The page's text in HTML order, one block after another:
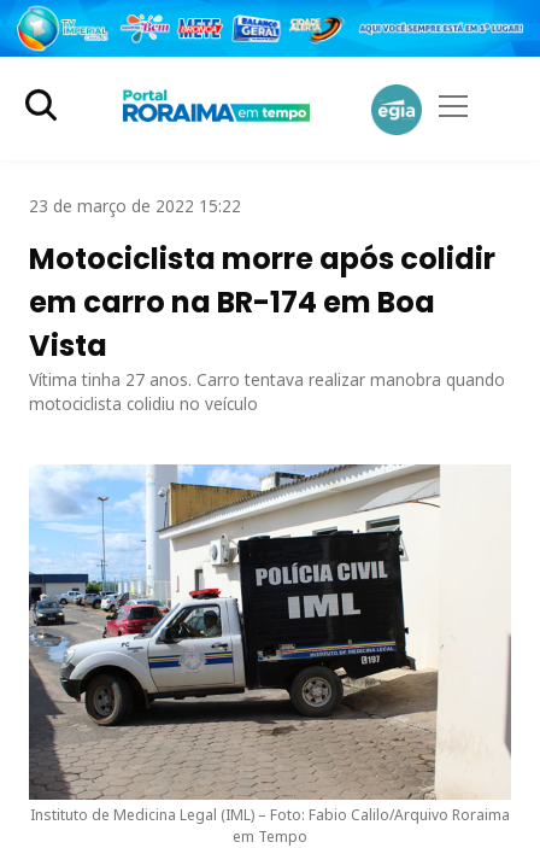
23 de março de 2022 15:22
Motociclista morre após colidir
em carro na BR-174 em Boa
Vista
Vítima tinha 27 anos. Carro tentava realizar manobra quando
motociclista colidiu no veículo
Instituto de Medicina Legal (IML) – Foto: Fabio Calilo/Arquivo Roraima
em Tempo